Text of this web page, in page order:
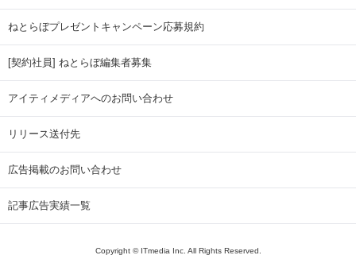
ねとらぼプレゼントキャンペーン応募規約
[契約社員] ねとらぼ編集者募集
アイティメディアへのお問い合わせ
リリース送付先
広告掲載のお問い合わせ
記事広告実績一覧
Copyright © ITmedia Inc. All Rights Reserved.